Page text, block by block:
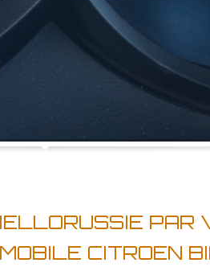
PAR
CITROEN